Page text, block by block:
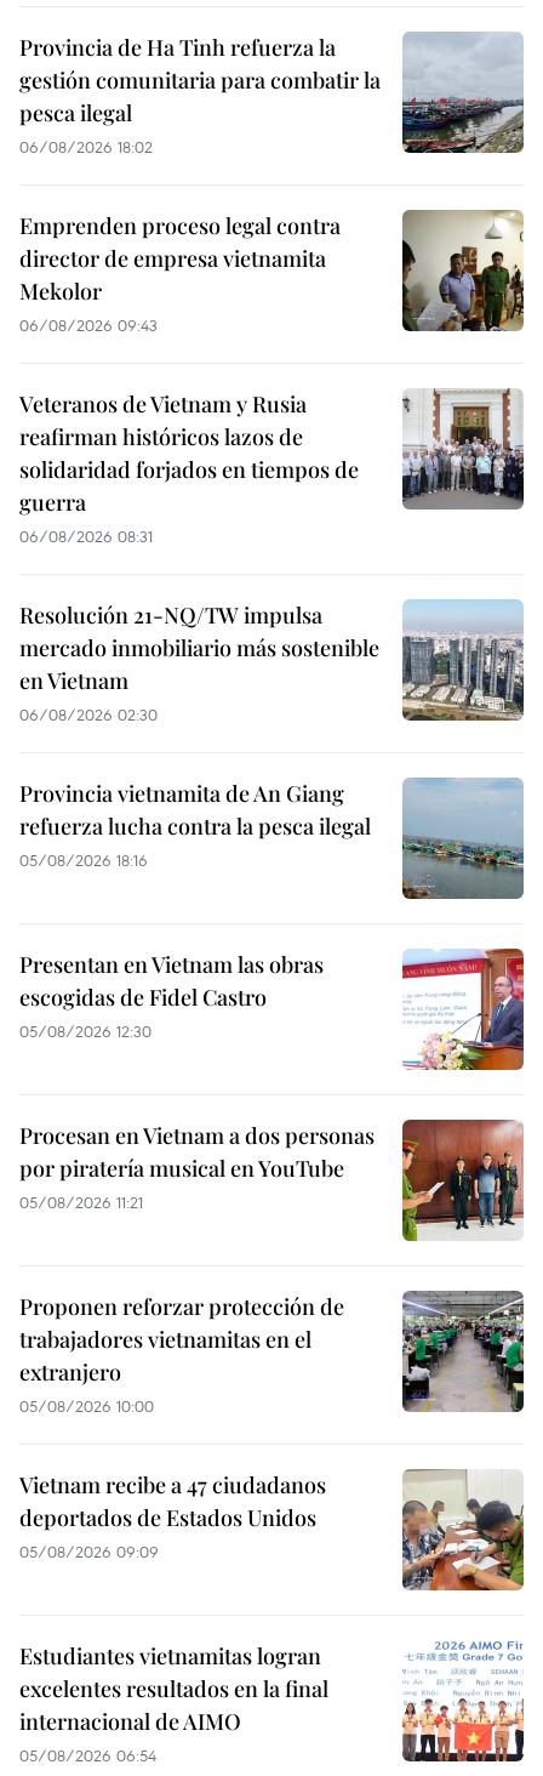
Provincia de Ha Tinh refuerza la
gestión comunitaria para combatir la
pesca ilegal
06/08/2026 18:02
Emprenden proceso legal contra
director de empresa vietnamita
Mekolor
06/08/2026 09:43
Veteranos de Vietnam y Rusia
reafirman históricos lazos de
solidaridad forjados en tiempos de
guerra
06/08/2026 08:31
Resolución 21-NQ/TW impulsa
mercado inmobiliario más sostenible
en Vietnam
06/08/2026 02:30
Provincia vietnamita de An Giang
refuerza lucha contra la pesca ilegal
05/08/2026 18:16
Presentan en Vietnam las obras
escogidas de Fidel Castro
05/08/2026 12:30
Procesan en Vietnam a dos personas
por piratería musical en YouTube
05/08/2026 11:21
Proponen reforzar protección de
trabajadores vietnamitas en el
extranjero
05/08/2026 10:00
Vietnam recibe a 47 ciudadanos
deportados de Estados Unidos
05/08/2026 09:09
Estudiantes vietnamitas logran
excelentes resultados en la final
internacional de AIMO
05/08/2026 06:54